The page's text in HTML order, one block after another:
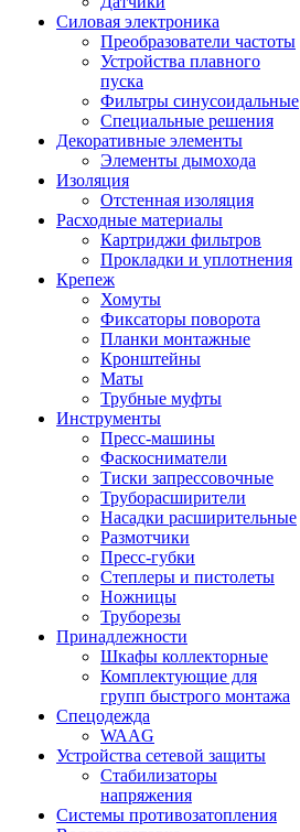
Силовая электроника
Преобразователи частоты
Устройства плавного
пуска
Фильтры синусоидальные
Специальные решения
Декоративные элементы
Элементы дымохода
Изоляция
Отстенная изоляция
Расходные материалы
Картриджи фильтров
Прокладки и уплотнения
Крепеж
Хомуты
Фиксаторы поворота
Планки монтажные
Кронштейны
Маты
Трубные муфты
Инструменты
Пресс-машины
Фаскосниматели
Тиски запрессовочные
Труборасширители
Насадки расширительные
Размотчики
Пресс-губки
Степлеры и пистолеты
Ножницы
Труборезы
Принадлежности
Шкафы коллекторные
Комплектующие для
групп быстрого монтажа
Спецодежда
WAAG
Устройства сетевой защиты
Стабилизаторы
напряжения
Системы противозатопления